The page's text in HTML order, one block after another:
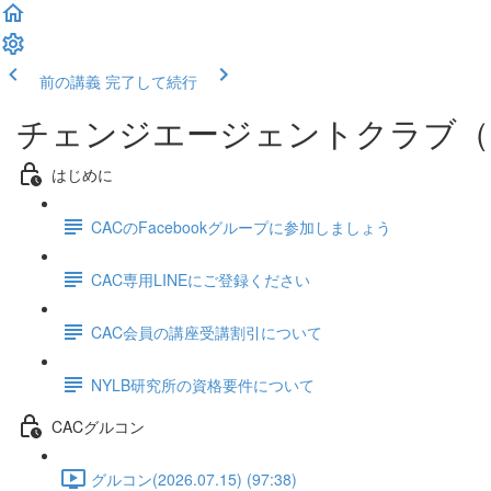
前の講義 完了して続行
チェンジエージェントクラブ
はじめに
CACのFacebookグループに参加しましょう
CAC専用LINEにご登録ください
CAC会員の講座受講割引について
NYLB研究所の資格要件について
CACグルコン
グルコン(2026.07.15) (97:38)